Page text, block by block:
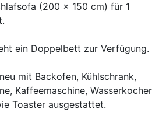
(200 x 150 cm) für 1
ein Doppelbett zur Verfügung.
mit Backofen, Kühlschrank,
Kaffeemaschine, Wasserkocher
Toaster ausgestattet.